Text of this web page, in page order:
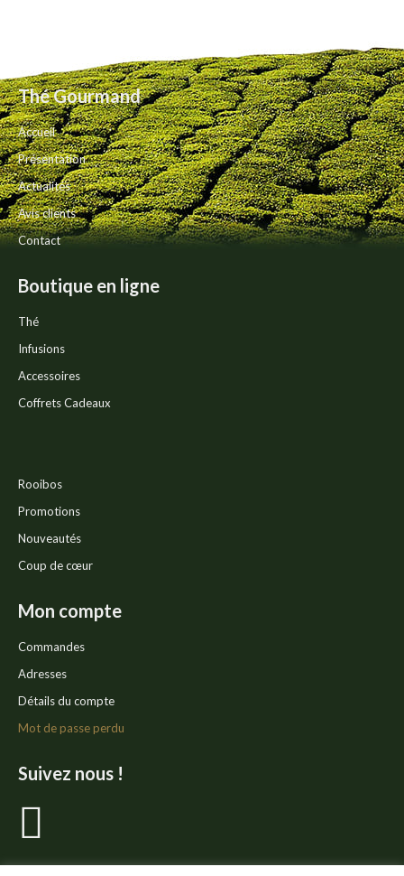
Thé Gourmand
Accueil
Présentation
Actualités
Avis clients
Contact
Boutique en ligne
Thé
Infusions
Accessoires
Coffrets Cadeaux
Rooibos
Promotions
Nouveautés
Coup de cœur
Mon compte
Commandes
Adresses
Détails du compte
Mot de passe perdu
Suivez nous !
page